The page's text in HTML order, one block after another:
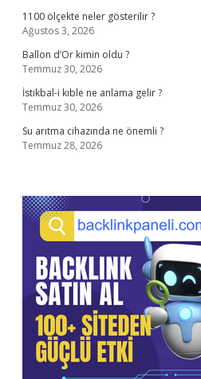
1100 ölçekte neler gösterilir ?
Ağustos 3, 2026
Ballon d’Or kimin oldu ?
Temmuz 30, 2026
İstikbal-i kıble ne anlama gelir ?
Temmuz 30, 2026
Su arıtma cihazında ne önemli ?
Temmuz 28, 2026